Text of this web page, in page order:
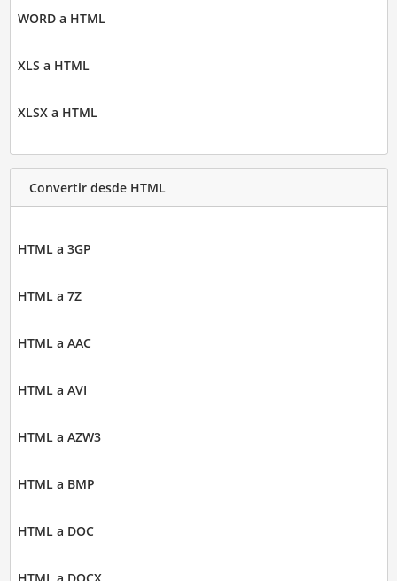
WORD a HTML
XLS a HTML
XLSX a HTML
Convertir desde HTML
HTML a 3GP
HTML a 7Z
HTML a AAC
HTML a AVI
HTML a AZW3
HTML a BMP
HTML a DOC